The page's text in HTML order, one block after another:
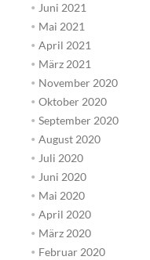
Juni 2021
Mai 2021
April 2021
März 2021
November 2020
Oktober 2020
September 2020
August 2020
Juli 2020
Juni 2020
Mai 2020
April 2020
März 2020
Februar 2020